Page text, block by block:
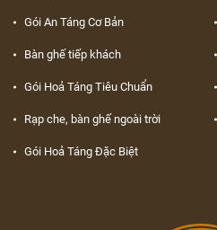
Gói An Táng Cơ Bản
Bàn ghế tiếp khách
Gói Hoả Táng Tiêu Chuẩn
Rạp che, bàn ghế ngoài trời
Gói Hoả Táng Đặc Biệt